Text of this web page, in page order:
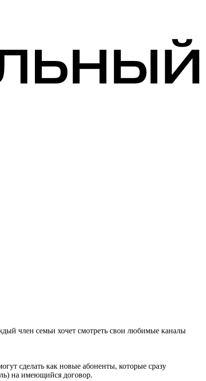
член семьи хочет смотреть свои любимые каналы
сделать как новые абоненты, которые сразу
на имеющийся договор.